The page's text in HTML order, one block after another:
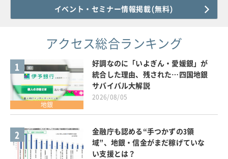
イベント・セミナー情報掲載(無料)
アクセス総合ランキング
1
地銀
好調なのに「いよぎん・愛媛銀」が
統合した理由、残された…四国地銀
サバイバル大解説
2026/08/05
2
金融庁も認める“手つかずの3領
域”、地銀・信金がまだ稼げていな
い支援とは？